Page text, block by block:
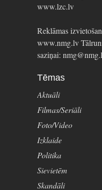
www.lzc.lv
Reklāmas
www.nmg.lv
saziņai:
Tēmas
Aktuāli
Filmas/Seriāli
Foto/Video
Izklaide
Politika
Sievietēm
Skandāli